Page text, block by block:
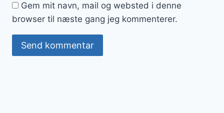
Gem mit navn, mail og websted i denne
browser til næste gang jeg kommenterer.